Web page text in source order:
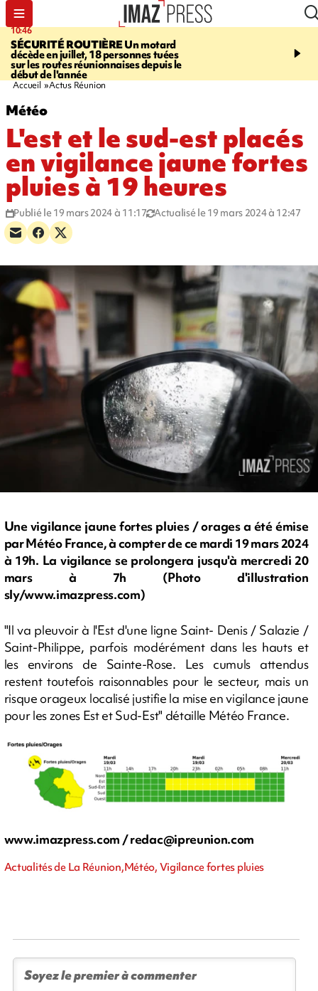
10:46
SÉCURITÉ ROUTIÈREUn motard
décède en juillet, 18 personnes tuées
sur les routes réunionnaises depuis le
début de l'année
13:49
mineurs - un courrier
Accueil Actus Réunion
Météo
L'est et le sud-est placés
en vigilance jaune fortes
pluies à 19 heures
Publié le 19 mars 2024 à 11:17 Actualisé le 19 mars 2024 à 12:47
Une vigilance jaune fortes pluies / orages a été émise
par Météo France, à compter de ce mardi 19 mars 2024
à 19h. La vigilance se prolongera jusqu'à mercredi 20
mars à 7h (Photo d'illustration
sly/www.imazpress.com)
"Il va pleuvoir à l'Est d'une ligne Saint- Denis / Salazie /
Saint-Philippe, parfois modérément dans les hauts et
les environs de Sainte-Rose. Les cumuls attendus
restent toutefois raisonnables pour le secteur, mais un
risque orageux localisé justifie la mise en vigilance jaune
pour les zones Est et Sud-Est" détaille Météo France.
www.imazpress.com /redac@ipreunion.com
Actualités de La Réunion,Météo, Vigilance fortes pluies